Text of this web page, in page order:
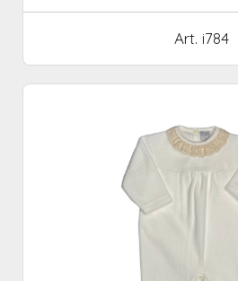
Art. i784